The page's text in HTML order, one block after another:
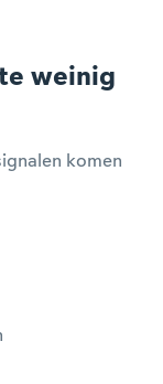
weinig
komen